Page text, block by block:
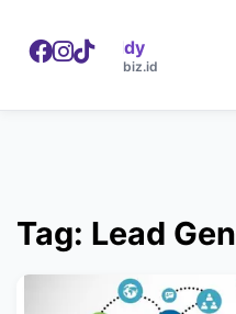
W WebDaddy
webdaddy.biz.id
Tag: Lead